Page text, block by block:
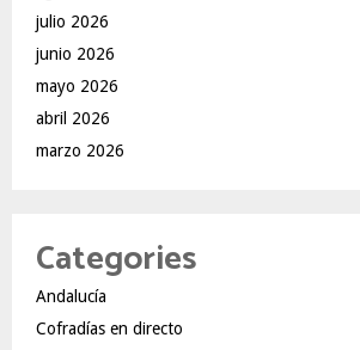
julio 2026
junio 2026
mayo 2026
abril 2026
marzo 2026
Categories
Andalucía
Cofradías en directo